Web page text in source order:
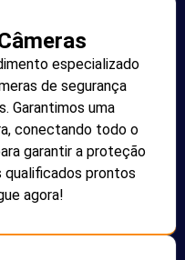
especializado
de segurança
Garantimos uma
conectando todo o
garantir a proteção
qualificados prontos
agora!